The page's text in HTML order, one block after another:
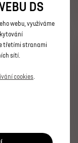
2.0
360° Vision
nemusí se
DS
webu, využíváme
třetími stranami
sítí.
cookies